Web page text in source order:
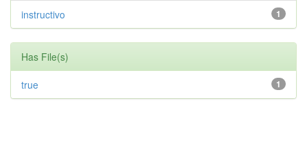
1
instructivo
Has File(s)
1
true